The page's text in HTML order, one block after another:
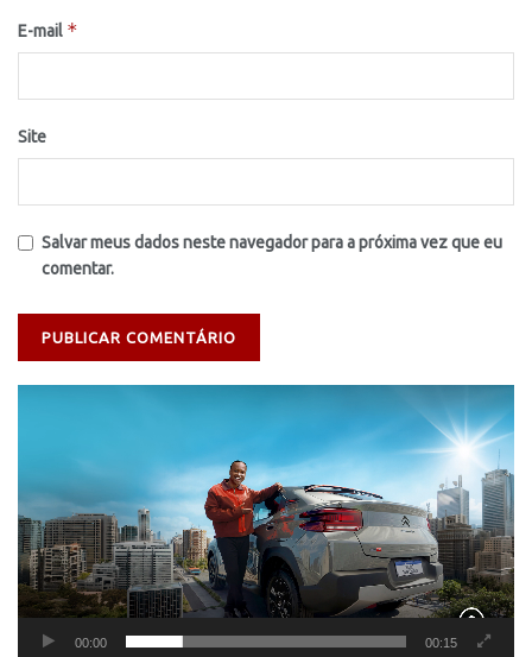
E-mail *
Site
Salvar meus dados neste navegador para a próxima vez que eu
comentar.
00:00 00:15